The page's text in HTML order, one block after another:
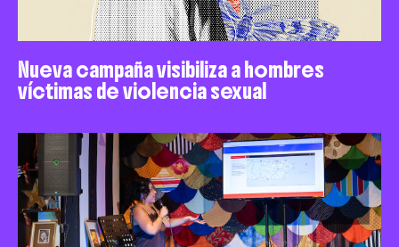
Nueva campaña visibiliza a hombres
víctimas de violencia sexual